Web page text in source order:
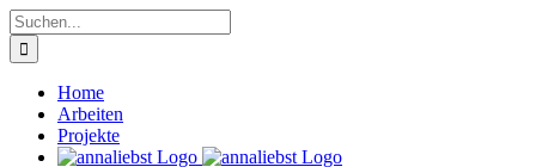
Zum
Inhalt
springen
Suche
nach:
Home
Arbeiten
Projekte